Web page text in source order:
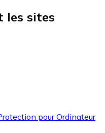
les sites
pour Ordinateur